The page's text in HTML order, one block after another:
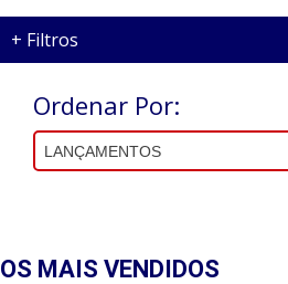
+ Filtros
Ordenar Por:
OS MAIS VENDIDOS